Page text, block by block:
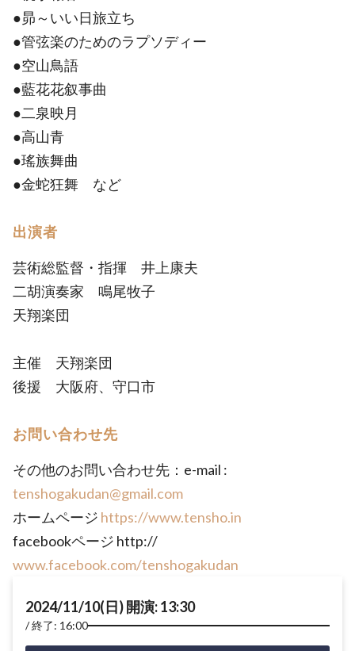
●昴～いい日旅立ち
●管弦楽のためのラプソディー
●空山鳥語
●藍花花叙事曲
●二泉映月
●高山青
●瑤族舞曲
●金蛇狂舞 など
出演者
芸術総監督・指揮 井上康夫
二胡演奏家 鳴尾牧子
天翔楽団
主催 天翔楽団
後援 大阪府、守口市
お問い合わせ先
その他のお問い合わせ先：e-mail :
tenshogakudan@gmail.com
ホームページ https://www.tensho.in
facebookページ http://
www.facebook.com/tenshogakudan
2024/11/10(日) 開演: 13:30
終了: 16:00